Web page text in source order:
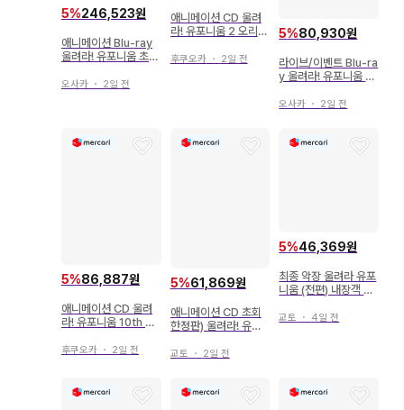
5%246,523원
애니메이션 Blu-ray
울려라! 유포니움 초회
오사카 ・ 2일 전
애니메이션 CD 울려
라! 유포니움 2 오리지
드리스
후쿠오카・ 2일 전
5%80,930원
라이브/이벤트 Blu-ra
y 울려라! 유포니움 공
년 기념 공연
오사카 ・ 2일 전
5%86,887원
애니메이션 CD 울려
라! 유포니움 10th An
의 스토리
후쿠오카 ・ 2일 전
5%61,869원
애니메이션 CD 초회
한정판) 울려라! 유포
ry Disc ~반짝임 패시
교토 ・ 2일 전
5%46,369원
최종 악장 울려라 유포
니움 (전편) 내장객 혜
(아스카) 1주차
교토 ・ 4일 전